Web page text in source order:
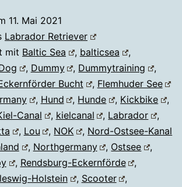
11. Mai 2021
Labrador Retriever
mit Baltic Sea , balticsea
,
, Dummy , Dummytraining
,
Bucht , Flemhuder See
, Hund , Hunde , Kickbike
,
Canal , kielcanal , Labrador
,
, Lou , NOK , Nord-Ostsee-Kanal
, Northgermany , Ostsee
,
, Rendsburg-Eckernförde
,
Holstein , Scooter
,